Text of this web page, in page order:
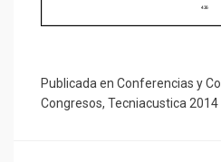
Publicada en Conferencias y
Congresos, Tecniacustica 2014